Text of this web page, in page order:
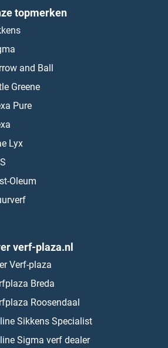
topmerken
and Ball
Greene
Pure
Lyx
Oleum
verf-plaza.nl
Verf-plaza
Breda
Roosendaal
Sikkens Specialist
Sigma verf dealer